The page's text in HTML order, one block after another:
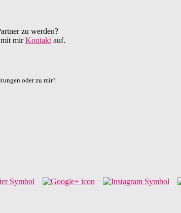
zu werden?
mit mirKontakt auf.
oder zu mir?